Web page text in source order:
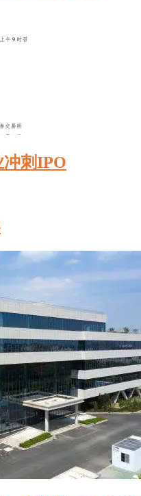
冲刺IPO